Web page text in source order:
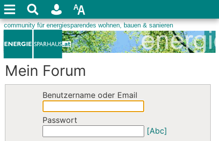
Mein Forum
Benutzername oder Email
Passwort
[Abc]